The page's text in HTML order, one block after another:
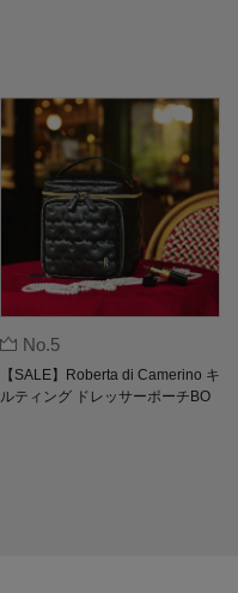
No.5
【SALE】Roberta di Camerino キ
ルティング ドレッサーポーチBO